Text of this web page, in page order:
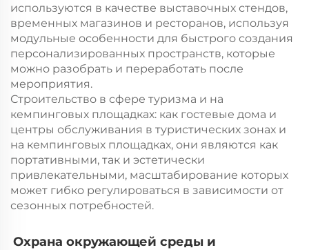
используются в качестве выставочных стендов,
временных магазинов и ресторанов, используя
модульные особенности для быстрого создания
персонализированных пространств, которые
можно разобрать и переработать после
мероприятия.
Строительство в сфере туризма и на
кемпинговых площадках: как гостевые дома и
центры обслуживания в туристических зонах и
на кемпинговых площадках, они являются как
портативными, так и эстетически
привлекательными, масштабирование которых
может гибко регулироваться в зависимости от
сезонных потребностей.
Охрана окружающей среды и